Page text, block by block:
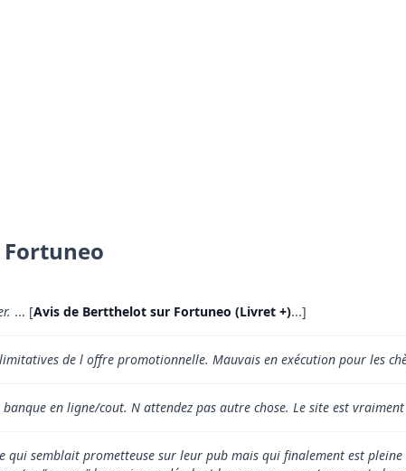
... [Avis de Bertthelot sur Fortuneo (Livret +)...]
de l offre promotionnelle. Mauvais en exécution pour les
en ligne/cout. N attendez pas autre chose. Le site est
qui semblait prometteuse sur leur pub mais qui finalement est